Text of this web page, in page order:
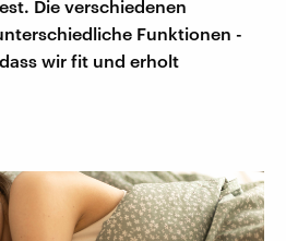
Die verschiedenen
Funktionen -
wir fit und erholt